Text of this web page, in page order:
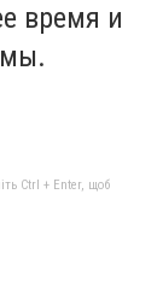
время и
Ctrl + Enter, щоб